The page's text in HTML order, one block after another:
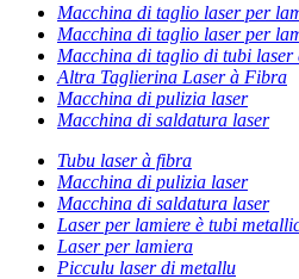
Macchina di taglio laser per
Macchina di taglio laser per
Macchina di taglio di tubi laser
Altra Taglierina Laser à Fibra
Macchina di pulizia laser
Macchina di saldatura laser
Tubu laser à fibra
Macchina di pulizia laser
Macchina di saldatura laser
Laser per lamiere è tubi
Laser per lamiera
Picculu laser di metallu